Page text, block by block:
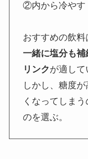
②内から冷やす
おすすめの飲料
一緒に塩分も
リンクが適して
しかし、糖度
くなってしま
のを選ぶ。